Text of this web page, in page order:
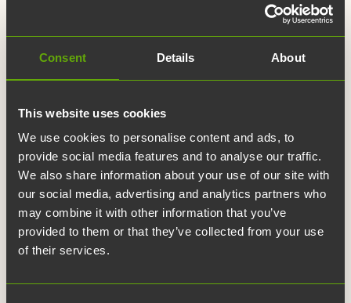
Consent Details About
This website uses cookies
We use cookies to personalise content and ads, to
provide social media features and to analyse our traffic.
We also share information about your use of our site with
our social media, advertising and analytics partners who
may combine it with other information that you’ve
provided to them or that they’ve collected from your use
of their services.
asiakkuuspäällikkönä sekä osallistunut myös
kumppanuusmyyntiin. Heidillä...